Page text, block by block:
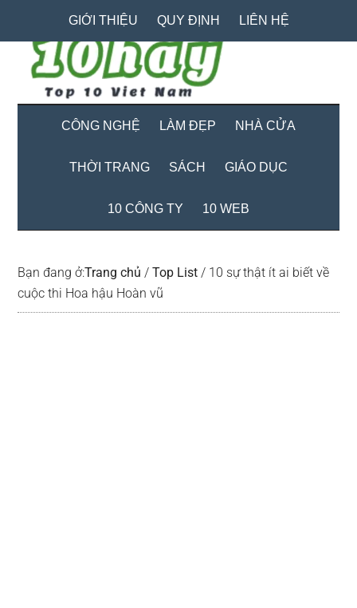
content
secondary
menu
primary
sidebar
GIỚI THIỆU QUY ĐỊNH LIÊN HỆ
CÔNG NGHỆ LÀM ĐẸP NHÀ CỬA
THỜI TRANG SÁCH GIÁO DỤC
10 CÔNG TY 10 WEB
Bạn đang ở:Trang chủ / Top List / 10 sự thật ít ai biết về
cuộc thi Hoa hậu Hoàn vũ